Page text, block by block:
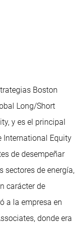
Boston
Long/Short
y es el principal
International Equity
de desempeñar
sectores de energía,
carácter de
a la empresa en
donde era